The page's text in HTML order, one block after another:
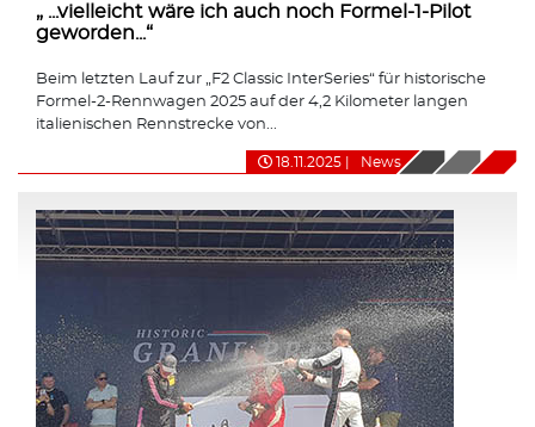
„ ...vielleicht wäre ich auch noch Formel-1-Pilot
geworden...“
Beim letzten Lauf zur „F2 Classic InterSeries“ für historische
Formel-2-Rennwagen 2025 auf der 4,2 Kilometer langen
italienischen Rennstrecke von...
18.11.2025 News